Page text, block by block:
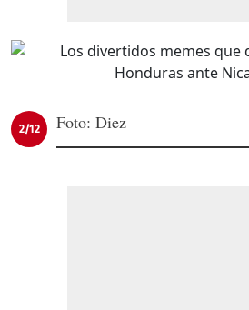
2/12 Foto: Diez